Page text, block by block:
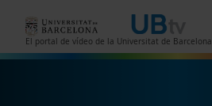
El portal de vídeo de la Universitat de Barcelona